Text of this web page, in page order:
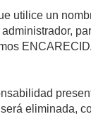
utilice un
eliminada,